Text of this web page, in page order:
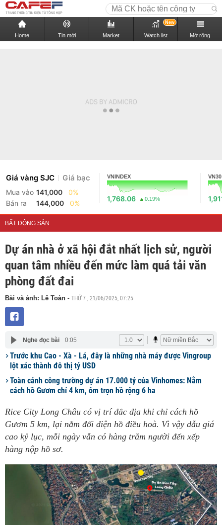
Home Tin mới Market Watch list
New
Mở rộng
Giá vàng SJC Giá bạc
Mua vào 141,000
0%
Bán ra
144,000 0%
VNINDEX
1,768.06 0.19%
VN30
BẤT ĐỘNG SẢN
Dự án nhà ở xã hội đắt nhất lịch sử, người
quan tâm nhiều đến mức làm quá tải văn
phòng đất đai
Bài và ảnh: Lê Toàn - THỨ 7 , 21/06/2025, 07:25
Nghe đọc bài 0:05
Trước khu Cao - Xà - Lá, đây là những nhà máy được Vingroup
lột xác thành đô thị tỷ USD
Toàn cảnh công trường dự án 17.000 tỷ của Vinhomes: Nằm
cách hồ Gươm chỉ 4 km, ôm trọn hồ rộng 6 ha
Rice City Long Châu có vị trí đắc địa khi chỉ cách hồ
Gươm 5 km, lại nằm đối diện hồ điều hoà. Vì vậy dẫu giá
cao kỷ lục, mỗi ngày vẫn có hàng trăm người đến xếp
hàng nộp hồ sơ.